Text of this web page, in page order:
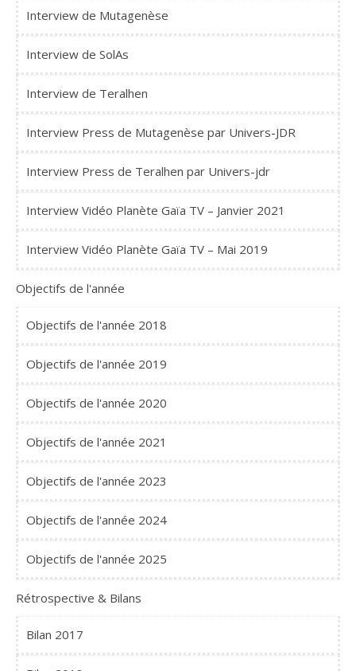
Interview de Mutagenèse
Interview de SolAs
Interview de Teralhen
Interview Press de Mutagenèse par Univers-JDR
Interview Press de Teralhen par Univers-jdr
Interview Vidéo Planète Gaïa TV – Janvier 2021
Interview Vidéo Planète Gaïa TV – Mai 2019
Objectifs de l'année
Objectifs de l'année 2018
Objectifs de l'année 2019
Objectifs de l'année 2020
Objectifs de l'année 2021
Objectifs de l'année 2023
Objectifs de l'année 2024
Objectifs de l'année 2025
Rétrospective & Bilans
Bilan 2017